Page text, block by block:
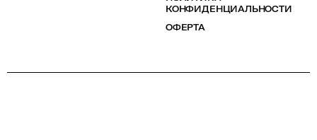
КОНФИДЕНЦИАЛЬНОСТИ
ОФЕРТА